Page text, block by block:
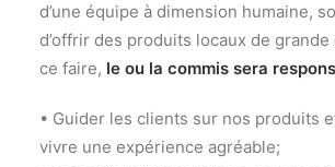
d’une équipe à dimension humaine,
d’offrir des produits locaux de
ce faire, le ou la commis sera
• Guider les clients sur nos produits
vivre une expérience agréable;